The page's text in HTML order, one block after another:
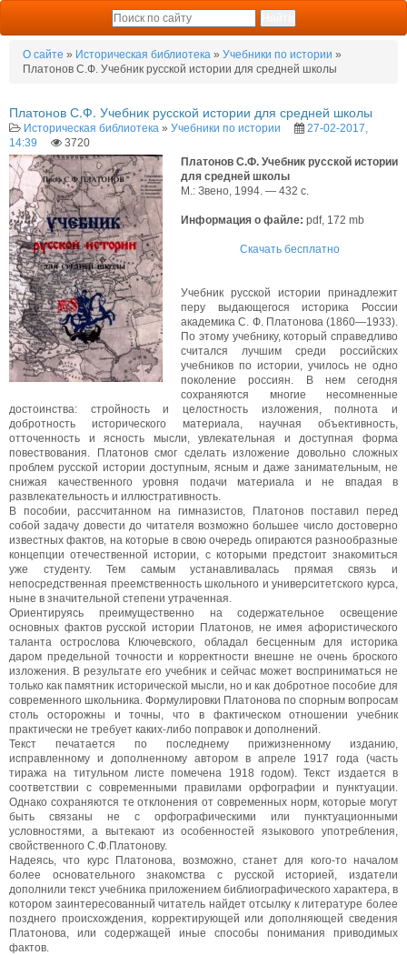
О сайте » Историческая библиотека » Учебники по истории »
Платонов С.Ф. Учебник русской истории для средней школы
Платонов С.Ф. Учебник русской истории для средней школы
Историческая библиотека » Учебники по истории
27-02-2017,
14:39
3720
Платонов С.Ф. Учебник русской истории
для средней школы
М.: Звено, 1994. — 432 с.
Информация о файле: pdf, 172 mb
Скачать бесплатно
Учебник русской истории принадлежит
перу выдающегося историка России
академика С. Ф. Платонова (1860—1933).
По этому учебнику, который справедливо
считался лучшим среди российских
учебников по истории, училось не одно
поколение россиян. В нем сегодня
сохраняются многие несомненные
достоинства: стройность и целостность изложения, полнота и
добротность исторического материала, научная объективность,
отточенность и ясность мысли, увлекательная и доступная форма
повествования. Платонов смог сделать изложение довольно сложных
проблем русской истории доступным, ясным и даже занимательным, не
снижая качественного уровня подачи материала и не впадая в
развлекательность и иллюстративность.
В пособии, рассчитанном на гимназистов, Платонов поставил перед
собой задачу довести до читателя возможно большее число достоверно
известных фактов, на которые в свою очередь опираются разнообразные
концепции отечественной истории, с которыми предстоит знакомиться
уже студенту. Тем самым устанавливалась прямая связь и
непосредственная преемственность школьного и университетского курса,
ныне в значительной степени утраченная.
Ориентируясь преимущественно на содержательное освещение
основных фактов русской истории Платонов, не имея афористического
таланта острослова Ключевского, обладал бесценным для историка
даром предельной точности и корректности внешне не очень броского
изложения. В результате его учебник и сейчас может восприниматься не
только как памятник исторической мысли, но и как добротное пособие для
современного школьника. Формулировки Платонова по спорным вопросам
столь осторожны и точны, что в фактическом отношении учебник
практически не требует каких-либо поправок и дополнений.
Текст печатается по последнему прижизненному изданию,
исправленному и дополненному автором в апреле 1917 года (часть
тиража на титульном листе помечена 1918 годом). Текст издается в
соответствии с современными правилами орфографии и пунктуации.
Однако сохраняются те отклонения от современных норм, которые могут
быть связаны не с орфографическими или пунктуационными
условностями, а вытекают из особенностей языкового употребления,
свойственного С.Ф.Платонову.
Надеясь, что курс Платонова, возможно, станет для кого-то началом
более основательного знакомства с русской историей, издатели
дополнили текст учебника приложением библиографического характера, в
котором заинтересованный читатель найдет отсылку к литературе более
позднего происхождения, корректирующей или дополняющей сведения
Платонова, или содержащей иные способы понимания приводимых
фактов.